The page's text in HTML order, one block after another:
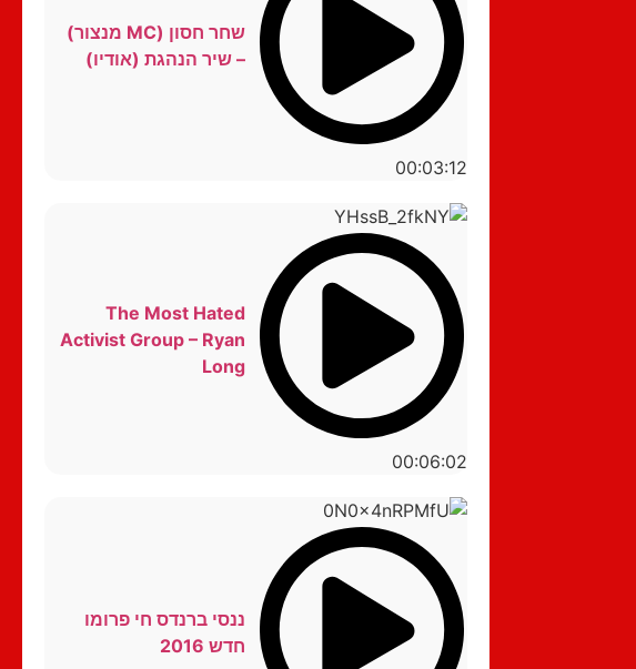
00:03:12
שחר חסון (MC מנצור)
– שיר הנהגת (אודיו)
00:06:02
The Most Hated
Activist Group – Ryan
Long
ננסי ברנדס חי פרומו
חדש 2016